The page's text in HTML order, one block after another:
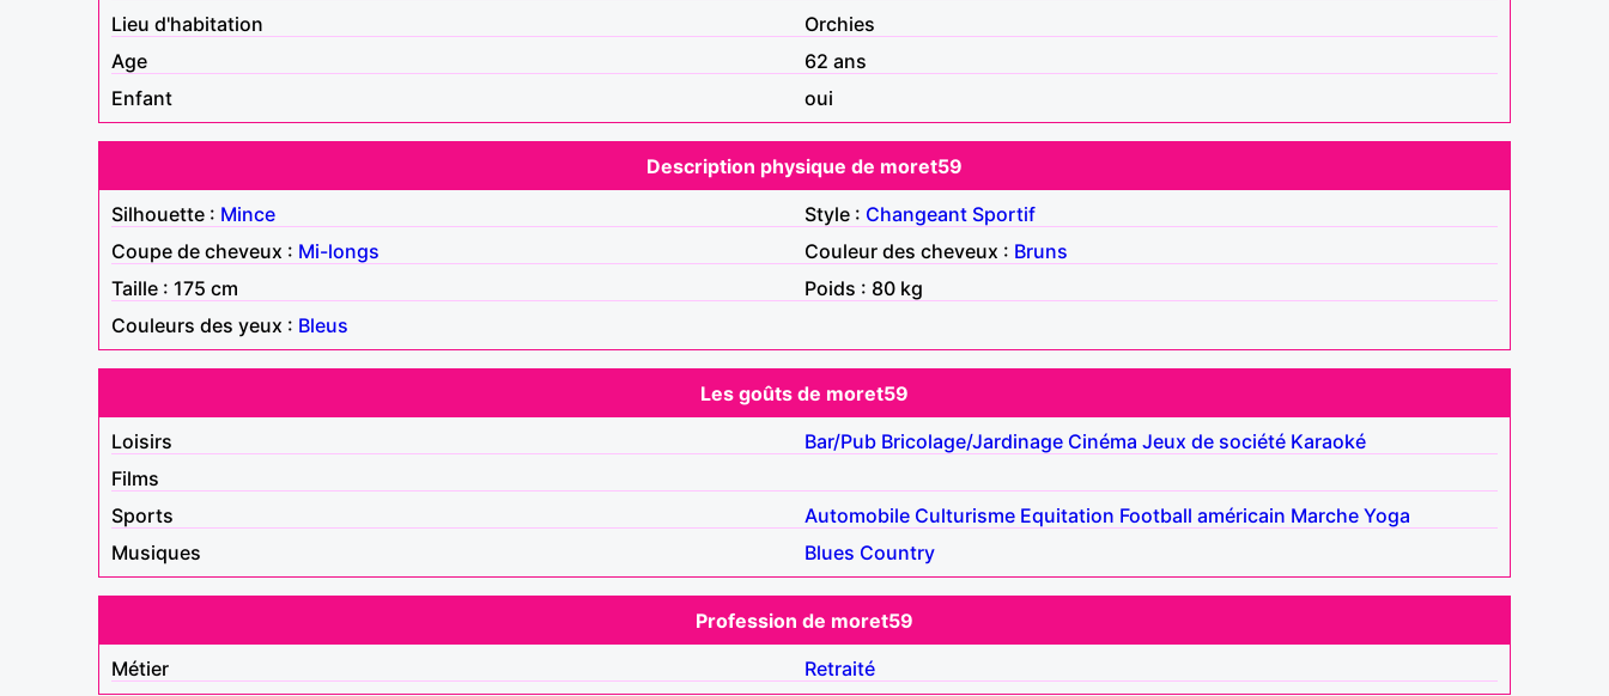
Lieu d'habitation
Orchies
Age
62 ans
Enfant
oui
Description physique de moret59
Silhouette : Mince Style : Changeant Sportif
Coupe de cheveux : Mi-longs Couleur des cheveux : Bruns
Taille : 175 cm
Poids : 80 kg
Couleurs des yeux : Bleus
Les goûts de moret59
Loisirs
Bar/Pub Bricolage/Jardinage Cinéma Jeux de société Karaoké
Films
Sports
Automobile Culturisme Equitation Football américain Marche Yoga
Musiques
Blues Country
Profession de moret59
Métier
Retraité